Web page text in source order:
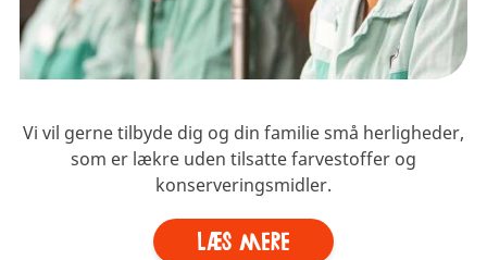
Vi vil gerne tilbyde dig og din familie små herligheder,
som er lækre uden tilsatte farvestoffer og
konserveringsmidler.
Læs mere